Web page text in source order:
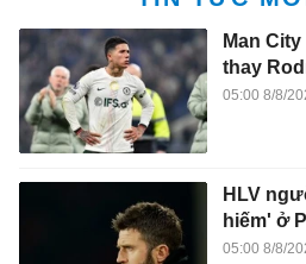
Man
thay
05:00 8/8/
HLV
hiếm' ở
05:00 8/8/